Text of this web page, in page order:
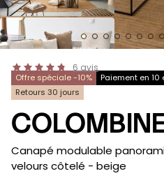
6 avis
Offre spéciale -10%
Paiement en 10
Retours 30 jours
-
Canapé modulable
velours côtelé - beige